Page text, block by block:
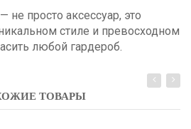
не просто аксессуар, это
стиле и превосходном
любой гардероб.
ТОВАРЫ